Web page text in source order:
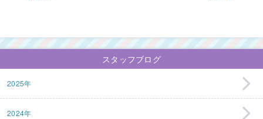
スタッフブログ
2025年
2024年